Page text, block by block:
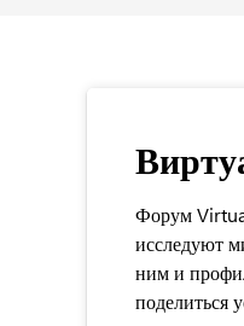
Форум
исследуют
ним и
поделиться